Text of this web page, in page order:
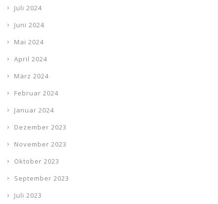
Juli 2024
Juni 2024
Mai 2024
April 2024
März 2024
Februar 2024
Januar 2024
Dezember 2023
November 2023
Oktober 2023
September 2023
Juli 2023